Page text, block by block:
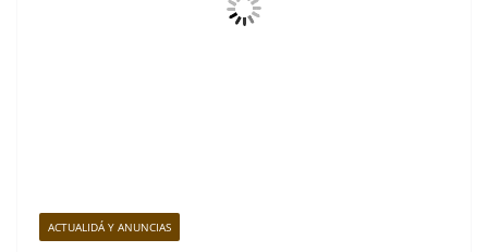
ACTUALIDÁ Y ANUNCIAS